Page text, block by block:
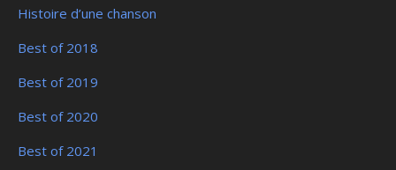
Histoire d’une chanson
Best of 2018
Best of 2019
Best of 2020
Best of 2021